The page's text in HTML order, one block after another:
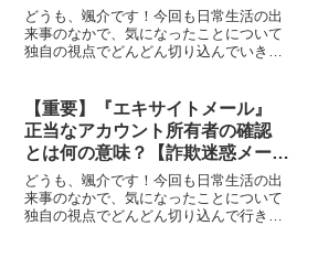
どうも、颯介です！今回も日常生活の出
来事のなかで、気になったことについて
独自の視点でどんどん切り込んでいきた
は、『あなたのアカウントは亀裂です』
というタイトルで来た意味不...
【重要】『エキサイトメール』
正当なアカウント所有者の確認
とは何の意味？【詐欺迷惑メール
対処方法】
どうも、颯介です！今回も日常生活の出
来事のなかで、気になったことについて
独自の視点でどんどん切り込んで行きた